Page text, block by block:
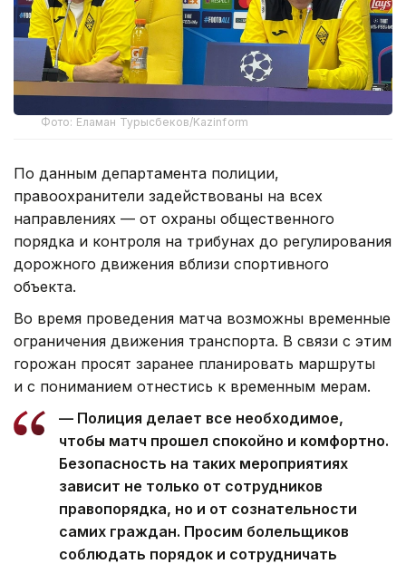
Фото: Еламан Турысбеков/Kazinform
По данным департамента полиции,
правоохранители задействованы на всех
направлениях — от охраны общественного
порядка и контроля на трибунах до регулирования
дорожного движения вблизи спортивного
объекта.
Во время проведения матча возможны временные
ограничения движения транспорта. В связи с этим
горожан просят заранее планировать маршруты
и с пониманием отнестись к временным мерам.
— Полиция делает все необходимое,
чтобы матч прошел спокойно и комфортно.
Безопасность на таких мероприятиях
зависит не только от сотрудников
правопорядка, но и от сознательности
самих граждан. Просим болельщиков
соблюдать порядок и сотрудничать